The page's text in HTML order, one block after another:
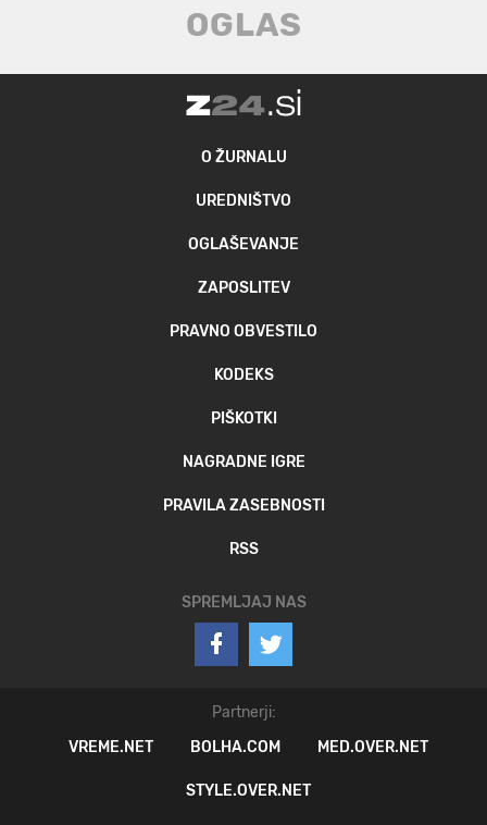
O ŽURNALU
UREDNIŠTVO
OGLAŠEVANJE
ZAPOSLITEV
PRAVNO OBVESTILO
KODEKS
PIŠKOTKI
NAGRADNE IGRE
PRAVILA ZASEBNOSTI
RSS
SPREMLJAJ NAS
Partnerji:
VREME.NET
BOLHA.COM MED.OVER.NET
STYLE.OVER.NET